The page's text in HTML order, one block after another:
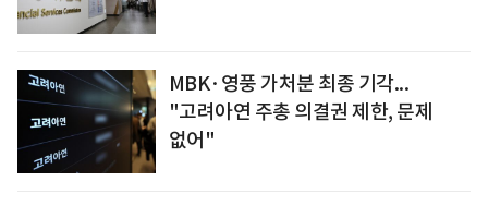
MBK·영풍 가처분 최종 기각...
"고려아연 주총 의결권 제한, 문제
없어"